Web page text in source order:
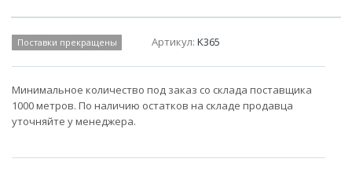
Поставки прекращены Артикул:K365
Минимальное количество под заказ со склада поставщика
1000 метров. По наличию остатков на складе продавца
уточняйте у менеджера.